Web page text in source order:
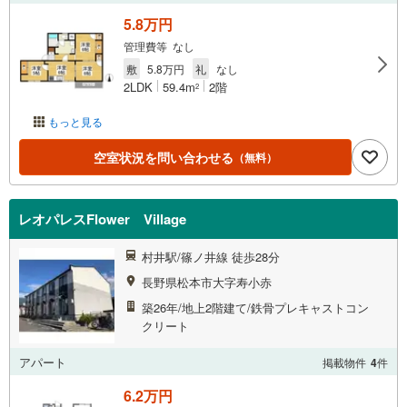
もっと見る
5.8万円
管理費等 なし
敷
5.8万円 礼 なし
2LDK 59.4m2 2階
空室状況を問い合わせる （無料）
レオパレスFlower Village
村井駅/篠ノ井線 徒歩28分
長野県松本市大字寿小赤
築26年/地上2階建て/鉄骨プレキャストコン
クリート
アパート 掲載物件 4件
6.2万円